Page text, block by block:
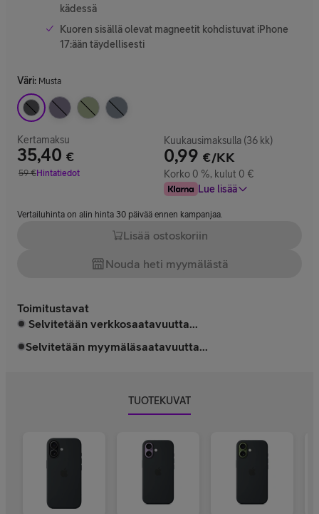
kädessä
Kuoren sisällä olevat magneetit kohdistuvat iPhone
17:ään täydellisesti
Väri: Musta
Kertamaksu
35,40 €
Hinta 35,40 €
59€
Vertailuhinta 59 €
Hintatiedot
Kuukausimaksulla (36 kk)
0,99 €/KK
Korko 0 %, kulut 0 €
Lue lisää
Vertailuhinta on alin hinta 30 päivää ennen kampanjaa.
Lisää ostoskoriin
Nouda heti myymälästä
Toimitustavat
Selvitetään verkkosaatavuutta...
Selvitetään myymäläsaatavuutta...
TUOTEKUVAT